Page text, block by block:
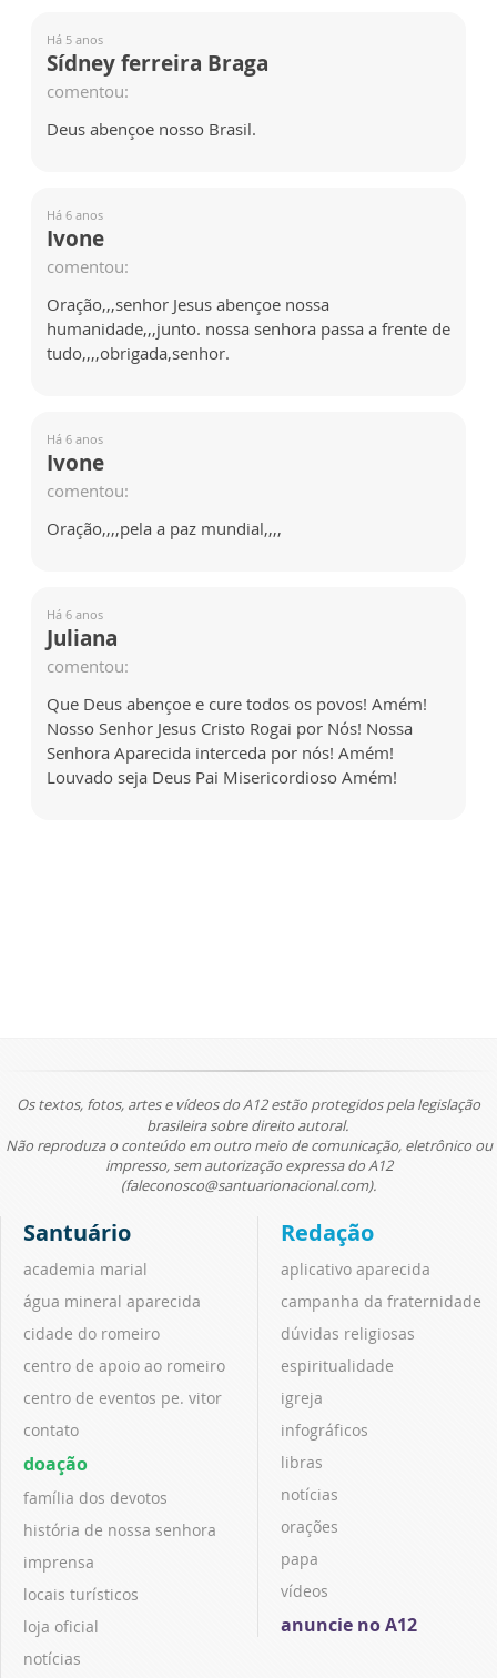
Há 5 anos
Sídney ferreira Braga
comentou:
Deus abençoe nosso Brasil.
Há 6 anos
Ivone
comentou:
Oração,,,senhor Jesus abençoe nossa
humanidade,,,junto. nossa senhora passa a frente de
tudo,,,,obrigada,senhor.
Há 6 anos
Ivone
comentou:
Oração,,,,pela a paz mundial,,,,
Há 6 anos
Juliana
comentou:
Que Deus abençoe e cure todos os povos! Amém!
Nosso Senhor Jesus Cristo Rogai por Nós! Nossa
Senhora Aparecida interceda por nós! Amém!
Louvado seja Deus Pai Misericordioso Amém!
Os textos, fotos, artes e vídeos do A12 estão protegidos pela legislação
brasileira sobre direito autoral.
Não reproduza o conteúdo em outro meio de comunicação, eletrônico ou
impresso, sem autorização expressa do A12
(faleconosco@santuarionacional.com).
Santuário
academia marial
água mineral aparecida
cidade do romeiro
centro de apoio ao romeiro
centro de eventos pe. vitor
contato
doação
família dos devotos
história de nossa senhora
imprensa
locais turísticos
loja oficial
notícias
Redação
aplicativo aparecida
campanha da fraternidade
dúvidas religiosas
espiritualidade
igreja
infográficos
libras
notícias
orações
papa
vídeos
anuncie no A12